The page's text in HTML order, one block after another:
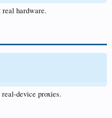
hardware.
device proxies.